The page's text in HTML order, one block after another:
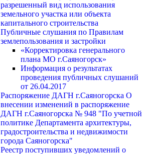
разрешенный вид использования
земельного участка или объекта
капитального строительства
Публичные слушания по Правилам
землепользования и застройки
«Корректировка генерального
плана МО г.Саяногорск»
Информация о результатах
проведения публичных слушаний
от 26.04.2017
Распоряжение ДАГН г.Саяногорска О
внесении изменений в распоряжение
ДАГН г.Саяногорска № 948 "По учетной
политике Департамента архитектуры,
градостроительства и недвижимости
города Саяногорска"
Реестр поступивших уведомлений о